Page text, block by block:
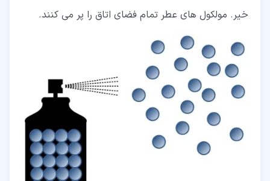
خیر. مولکول های عطر تمام فضای اتاق را پر می کنند.